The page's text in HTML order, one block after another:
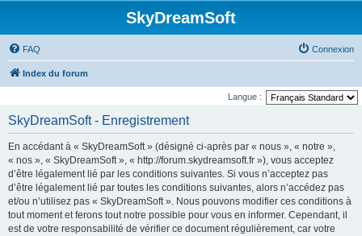
SkyDreamSoft
FAQ Connexion
Index du forum
Langue :
SkyDreamSoft - Enregistrement
En accédant à « SkyDreamSoft » (désigné ci-après par « nous », « notre »,
« nos », « SkyDreamSoft », « http://forum.skydreamsoft.fr »), vous acceptez
d’être légalement lié par les conditions suivantes. Si vous n’acceptez pas
d’être légalement lié par toutes les conditions suivantes, alors n’accédez pas
et/ou n’utilisez pas « SkyDreamSoft ». Nous pouvons modifier ces conditions à
tout moment et ferons tout notre possible pour vous en informer. Cependant, il
est de votre responsabilité de vérifier ce document régulièrement, car votre